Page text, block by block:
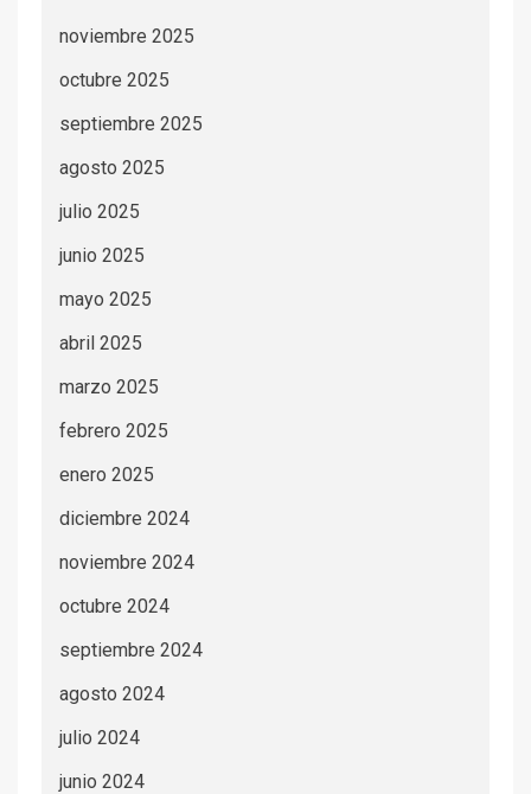
noviembre 2025
octubre 2025
septiembre 2025
agosto 2025
julio 2025
junio 2025
mayo 2025
abril 2025
marzo 2025
febrero 2025
enero 2025
diciembre 2024
noviembre 2024
octubre 2024
septiembre 2024
agosto 2024
julio 2024
junio 2024